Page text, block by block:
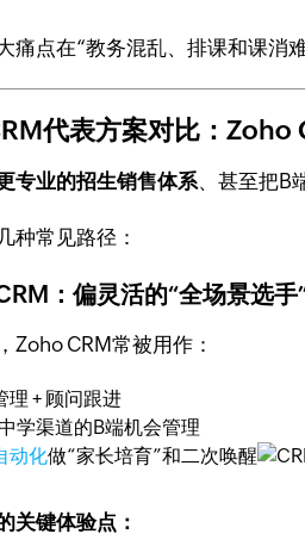
痛点在“教务混乱、排课和课消
代表方案对比：
专业的招生销售体系、甚至把B
种常见路径：
：偏灵活的“全场景选手
Zoho CRM常被用作：
理 + 顾问跟进
学渠道的B端机会管理
动化做“家长培育”和二次唤醒
关键体验点：